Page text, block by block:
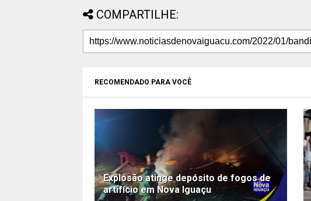
COMPARTILHE:
RECOMENDADO PARA VOCÊ
Explosão atinge depósito de fogos de
artifício em Nova Iguaçu